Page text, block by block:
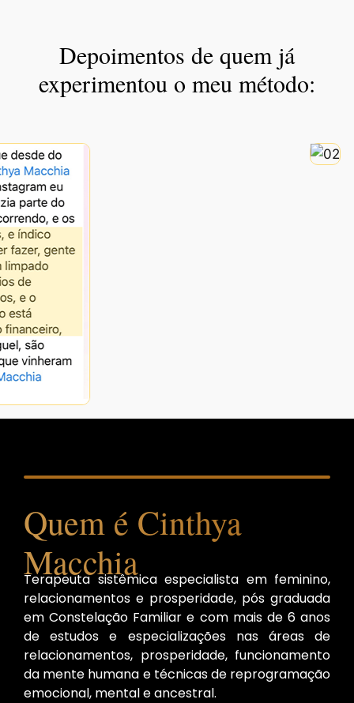
Depoimentos de quem já
experimentou o meu método:
Quem é Cinthya
Macchia
Terapeuta sistêmica especialista em feminino,
relacionamentos e prosperidade, pós graduada
em Constelação Familiar e com mais de 6 anos
de estudos e especializações nas áreas de
relacionamentos, prosperidade, funcionamento
da mente humana e técnicas de reprogramação
emocional, mental e ancestral.